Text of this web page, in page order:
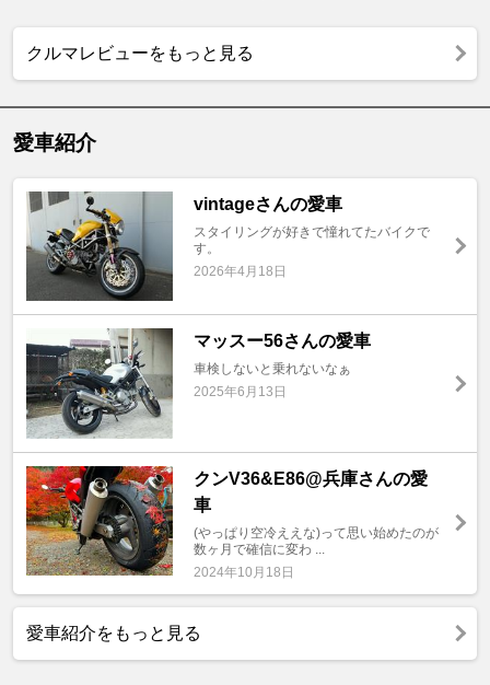
クルマレビューをもっと見る
愛車紹介
vintageさんの愛車
スタイリングが好きで憧れてたバイクで
す。
2026年4月18日
マッスー56さんの愛車
車検しないと乗れないなぁ
2025年6月13日
クンV36&E86@兵庫さんの愛
車
(やっぱり空冷ええな)って思い始めたのが
数ヶ月で確信に変わ ...
2024年10月18日
愛車紹介をもっと見る